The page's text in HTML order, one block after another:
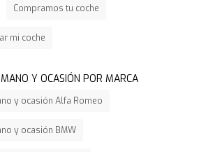
Compramos tu coche
mi coche
Y OCASIÓN POR MARCA
y ocasión Alfa Romeo
y ocasión BMW